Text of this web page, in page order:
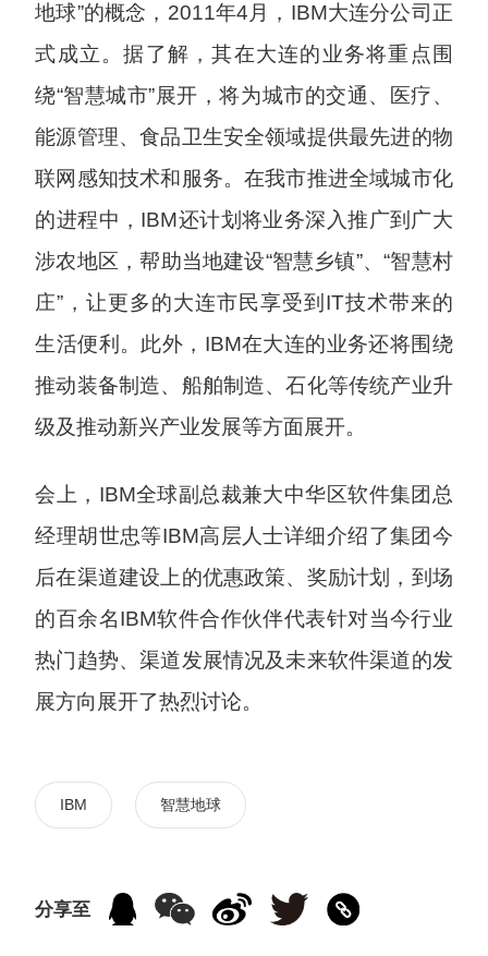
地球”的概念，2011年4月，IBM大连分公司正
式成立。据了解，其在大连的业务将重点围
绕“智慧城市”展开，将为城市的交通、医疗、
能源管理、食品卫生安全领域提供最先进的物
联网感知技术和服务。在我市推进全域城市化
的进程中，IBM还计划将业务深入推广到广大
涉农地区，帮助当地建设“智慧乡镇”、“智慧村
庄”，让更多的大连市民享受到IT技术带来的
生活便利。此外，IBM在大连的业务还将围绕
推动装备制造、船舶制造、石化等传统产业升
级及推动新兴产业发展等方面展开。
会上，IBM全球副总裁兼大中华区软件集团总
经理胡世忠等IBM高层人士详细介绍了集团今
后在渠道建设上的优惠政策、奖励计划，到场
的百余名IBM软件合作伙伴代表针对当今行业
热门趋势、渠道发展情况及未来软件渠道的发
展方向展开了热烈讨论。
IBM 智慧地球
分享至